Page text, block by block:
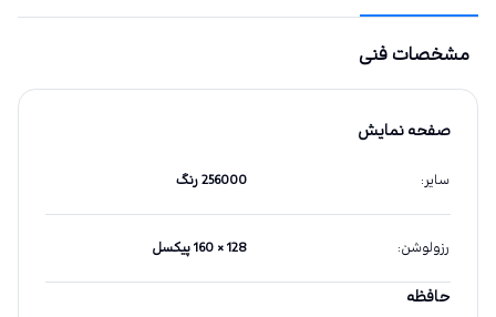
مشخصات فنی
صفحه نمایش
سایر: 256000 رنگ
رزولوشن: 128 × 160 پیکسل
حافظه